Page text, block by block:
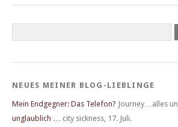
NEUES MEINER BLOG-LIEBLINGE
Mein Endgegner: Das Telefon? Journey…alles
unglaublich …
city sickness 17. Juli.